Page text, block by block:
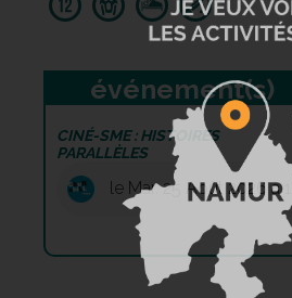
événement(s)
CINÉ-SME : HISTOIRES
PARALLÈLES
le Mar. 25 Août 2026 à